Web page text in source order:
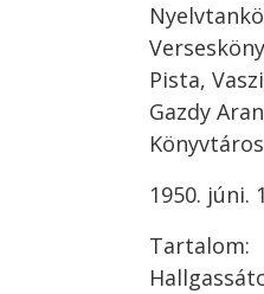
Pista,
Gazdy
1950. júni.
Tartalom: